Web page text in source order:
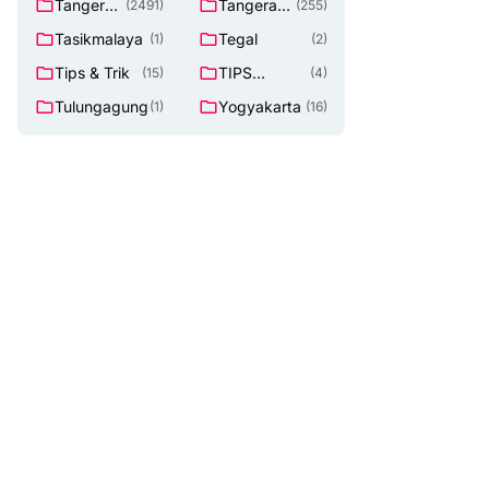
Tangeran (2491)
Tangerang (255)
Tasikmalaya (1) Tegal (2)
Tips & Trik (15)
TIPS
Kerja
(4)
Tulungagung (1) Yogyakarta (16)